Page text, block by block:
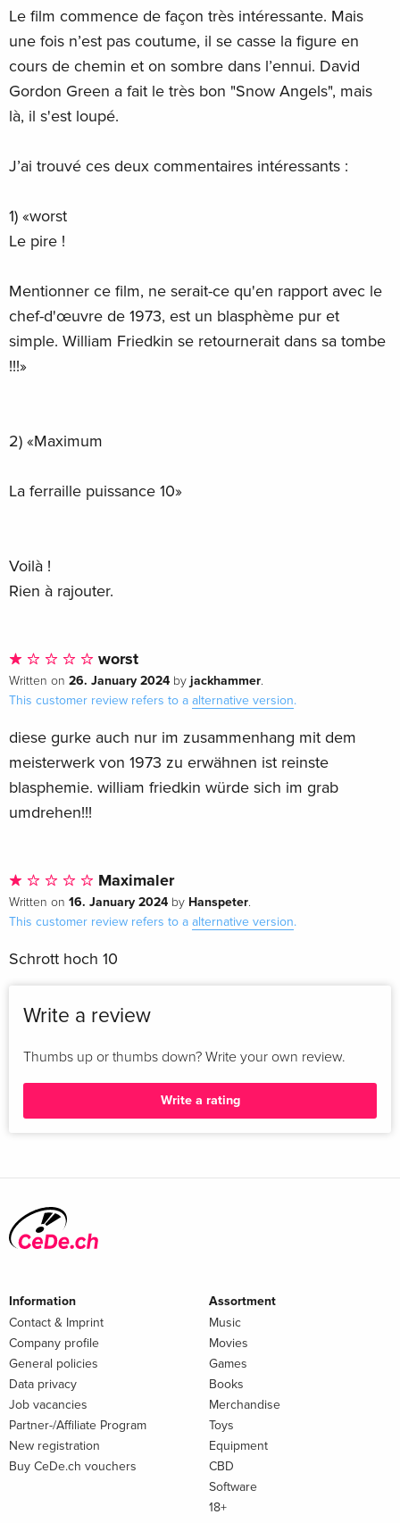
Le film commence de façon très intéressante. Mais
une fois n’est pas coutume, il se casse la figure en
cours de chemin et on sombre dans l’ennui. David
Gordon Green a fait le très bon "Snow Angels", mais
là, il s'est loupé.
J’ai trouvé ces deux commentaires intéressants :
1) «worst
Le pire !
Mentionner ce film, ne serait-ce qu'en rapport avec le
chef-d'œuvre de 1973, est un blasphème pur et
simple. William Friedkin se retournerait dans sa tombe
!!!»
2) «Maximum
La ferraille puissance 10»
Voilà !
Rien à rajouter.
worst
Written on 26. January 2024 by jackhammer.
This customer review refers to a alternative version.
diese gurke auch nur im zusammenhang mit dem
meisterwerk von 1973 zu erwähnen ist reinste
blasphemie. william friedkin würde sich im grab
umdrehen!!!
Maximaler
Written on 16. January 2024 by Hanspeter.
This customer review refers to a alternative version.
Schrott hoch 10
Write a review
Thumbs up or thumbs down? Write your own review.
Write a rating
Information
Contact & Imprint
Company profile
General policies
Data privacy
Job vacancies
Partner-/Affiliate Program
New registration
Buy CeDe.ch vouchers
Assortment
Music
Movies
Games
Books
Merchandise
Toys
Equipment
CBD
Software
18+